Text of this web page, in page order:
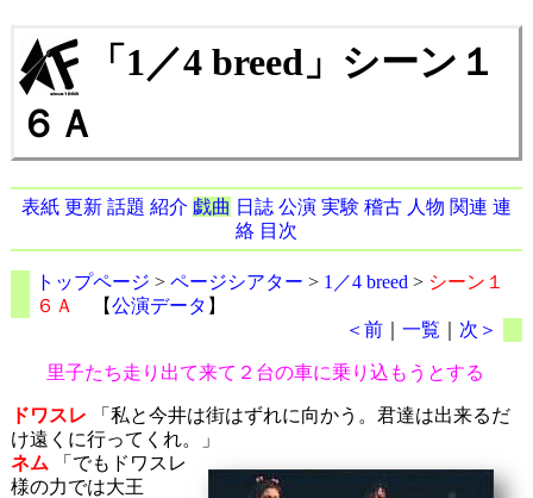
「1／4 breed」シーン１
６Ａ
表紙 更新 話題 紹介 戯曲 日誌 公演 実験 稽古 人物 関連 連
絡 目次
トップページ > ページシアター > 1／4 breed > シーン１
６Ａ
【公演データ 】
＜前 ｜一覧 次＞
里子たち走り出て来て２台の車に乗り込もうとする
ドワスレ 「私と今井は街はずれに向かう。君達は出来るだ
け遠くに行ってくれ。」
ネム 「でもドワスレ
様の力では大王